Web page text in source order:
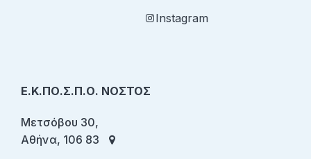
Instagram
Ε.Κ.ΠΟ.Σ.Π.Ο. ΝΟΣΤΟΣ
Μετσόβου 30,
Αθήνα, 106 83